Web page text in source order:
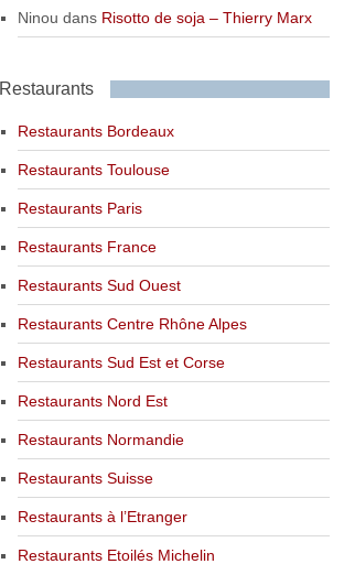
Ninou dans Risotto de soja – Thierry Marx
Restaurants
Restaurants Bordeaux
Restaurants Toulouse
Restaurants Paris
Restaurants France
Restaurants Sud Ouest
Restaurants Centre Rhône Alpes
Restaurants Sud Est et Corse
Restaurants Nord Est
Restaurants Normandie
Restaurants Suisse
Restaurants à l’Etranger
Restaurants Etoilés Michelin